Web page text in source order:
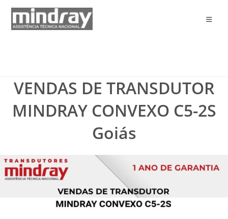
VENDAS DE TRANSDUTOR
MINDRAY CONVEXO C5-2S
Goiás